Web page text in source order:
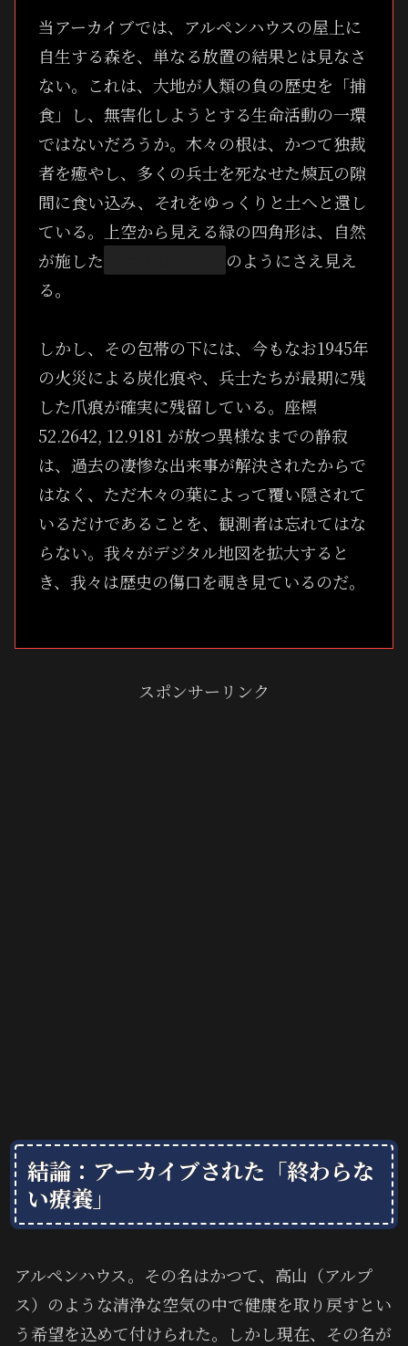
当アーカイブでは、アルペンハウスの屋上に
自生する森を、単なる放置の結果とは見なさ
ない。これは、大地が人類の負の歴史を「捕
食」し、無害化しようとする生命活動の一環
ではないだろうか。木々の根は、かつて独裁
者を癒やし、多くの兵士を死なせた煉瓦の隙
間に食い込み、それをゆっくりと土へと還し
ている。上空から見える緑の四角形は、自然
が施した
のようにさえ見え
る。
しかし、その包帯の下には、今もなお1945年
の火災による炭化痕や、兵士たちが最期に残
した爪痕が確実に残留している。座標
52.2642, 12.9181 が放つ異様なまでの静寂
は、過去の凄惨な出来事が解決されたからで
はなく、ただ木々の葉によって覆い隠されて
いるだけであることを、観測者は忘れてはな
らない。我々がデジタル地図を拡大すると
き、我々は歴史の傷口を覗き見ているのだ。
スポンサーリンク
結論：アーカイブされた「終わらな
い療養」
アルペンハウス。その名はかつて、高山（アルプ
ス）のような清浄な空気の中で健康を取り戻すとい
う希望を込めて付けられた。しかし現在、その名が